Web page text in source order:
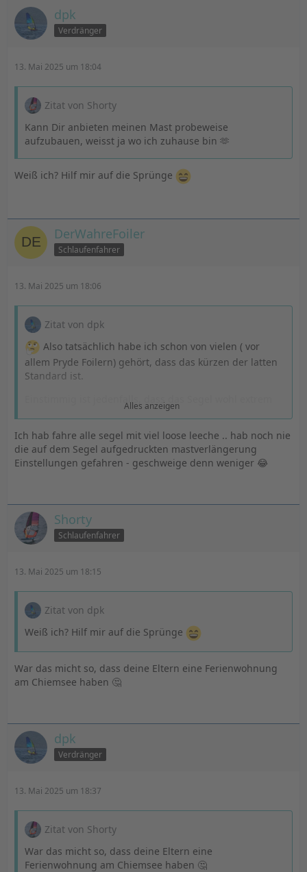
dpk
Verdränger
13. Mai 2025 um 18:04
Zitat von Shorty
Kann Dir anbieten meinen Mast probeweise
aufzubauen, weisst ja wo ich zuhause bin 🫶
Weiß ich? Hilf mir auf die Sprünge
DerWahreFoiler
Schlaufenfahrer
13. Mai 2025 um 18:06
Zitat von dpk
Also tatsächlich habe ich schon von vielen ( vor
allem Pryde Foilern) gehört, dass das kürzen der latten
Standard ist.
Einstimmig ist jedenfalls, dass das Segel wohl extrem
viel Vorliekspannung benötigt, also der Verkäufer sagte
zwischen Min und Max das LL hatte, werde ich heute
nochmal testen und schauen wie sich das auf die
Camberrotation auswirkt. Dazu muss ich +2 cm mehr als
Bei meinem Vorgägnersegel (flight ii) weiß ich, dass die
Camberrotation dann immer noch schlecht war. Aber
gerade so ausreichend dass ich mich nie mehr weiter
zu machen zu groß war als dass ich selber bei gehe.
Mast ist von Unifiber mit passender Biegekurve, aber
wie gesagt die Jungs von denen ich den Tipp gehört
hatte nutzen alle Pryde Masten und hatten dasselbe
Problem. Für mich ist es auch nachvollziehbar dass die
Thematik ggf nur im Buschfunk von pro Foilern
diskutiert wird (wenn überhaupt) wenn hinter dem
ganzen ein Produkt , eine Marke und ein Ansehen
Interessant aber dass hier anscheinend noch niemand
(!) davon gehört hat, damit hätte ich nicht gerechnet
Edit: Ehrlich gesagt war mir die Arbeit auch immer viel
denke ...
Alles anzeigen
Ich hab fahre alle segel mit viel loose leeche .. hab noch nie
die auf dem Segel aufgedruckten mastverlängerung
Einstellungen gefahren - geschweige denn weniger 😂
Shorty
Schlaufenfahrer
13. Mai 2025 um 18:15
Zitat von dpk
Weiß ich? Hilf mir auf die Sprünge
War das micht so, dass deine Eltern eine Ferienwohnung
am Chiemsee haben 🤔
dpk
Verdränger
13. Mai 2025 um 18:37
Zitat von Shorty
War das micht so, dass deine Eltern eine
Ferienwohnung am Chiemsee haben 🤔